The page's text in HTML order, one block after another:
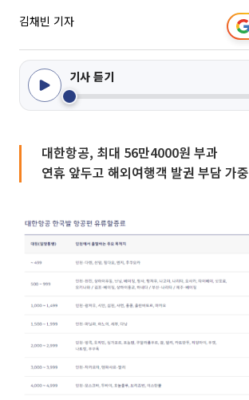
김채빈 기자
기사 듣기
대한항공, 최대 56만4000원 부과
연휴 앞두고 해외여행객 발권 부담 가중